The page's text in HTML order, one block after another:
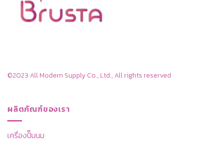
©2023 All Modern Supply Co., Ltd., All rights reserved
ผลิตภัณฑ์ของเรา
เครื่องปั๊มนม